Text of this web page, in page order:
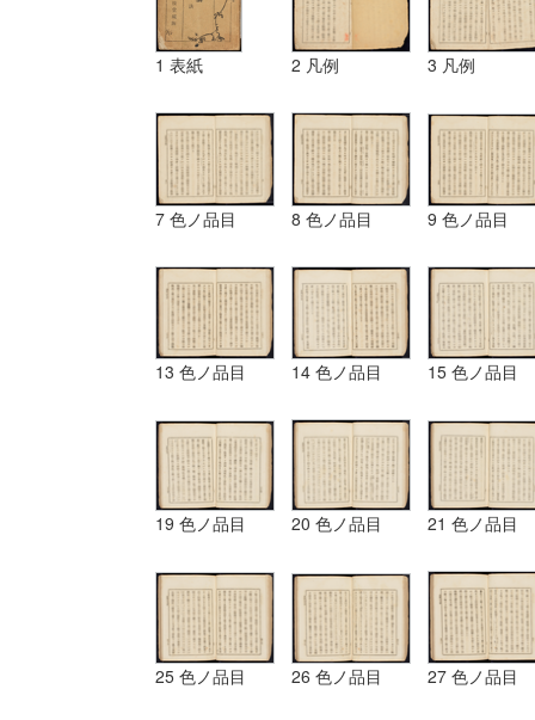
1 表紙 2 凡例 3 凡例
7 色ノ品目 8 色ノ品目 9 色ノ品目
13 色ノ品目 14 色ノ品目 15 色ノ品目
19 色ノ品目 20 色ノ品目 21 色ノ品目
25 色ノ品目 26 色ノ品目 27 色ノ品目